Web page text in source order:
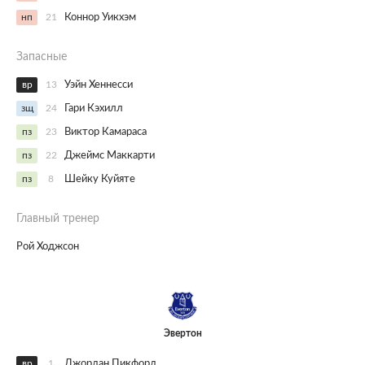
нп 21 Коннор Уикхэм
Запасные
вр 13 Уэйн Хеннесси
зщ 24 Гари Кэхилл
пз 23 Виктор Камараса
пз 22 Джеймс Маккарти
пз 8 Шейку Куйяте
Главный тренер
Рой Ходжсон
Эвертон